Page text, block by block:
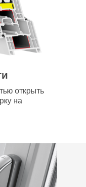
открыть
на